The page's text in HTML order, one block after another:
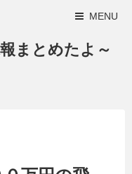
MENU
まとめたよ～